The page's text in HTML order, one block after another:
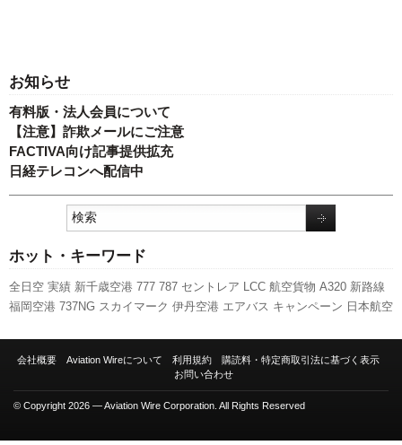
お知らせ
有料版・法人会員について
【注意】詐欺メールにご注意
FACTIVA向け記事提供拡充
日経テレコンへ配信中
ホット・キーワード
全日空 実績 新千歳空港 777 787 セントレア LCC 航空貨物 A320 新路線
福岡空港 737NG スカイマーク 伊丹空港 エアバス キャンペーン 日本航空
コロナウイルス ボーイング 訪日客 A350 XWB
ピーチ・アビエーション
会社概要 Aviation Wireについて 利用規約
購読料・特定商取引法に基づく表示
お問い合わせ
© Copyright 2026 — Aviation Wire Corporation. All Rights Reserved